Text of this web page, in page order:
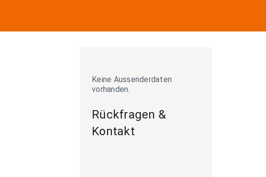
Keine Aussenderdaten
vorhanden.
Rückfragen &
Kontakt